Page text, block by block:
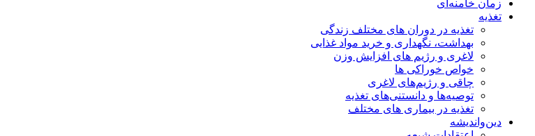
زمان خامنه‌ای
تغذیه
تغذیه در دوران های مختلف زندگی
بهداشت، نگهداری و خرید مواد غذایی
لاغری و رژیم های افزایش وزن
خواص خوراكی ها
چاقی و رژیم‌های لاغری
توصیه‌ها و دانستنی‌های تغذیه
تغذیه در بیماری های مختلف
دین‌واندیشه